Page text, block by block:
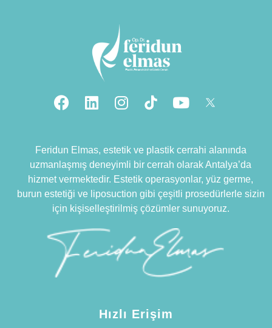
Feridun Elmas, estetik ve plastik cerrahi alanında
uzmanlaşmış deneyimli bir cerrah olarak Antalya’da
hizmet vermektedir. Estetik operasyonlar, yüz germe,
burun estetiği ve liposuction gibi çeşitli prosedürlerle sizin
için kişiselleştirilmiş çözümler sunuyoruz.
Hızlı Erişim